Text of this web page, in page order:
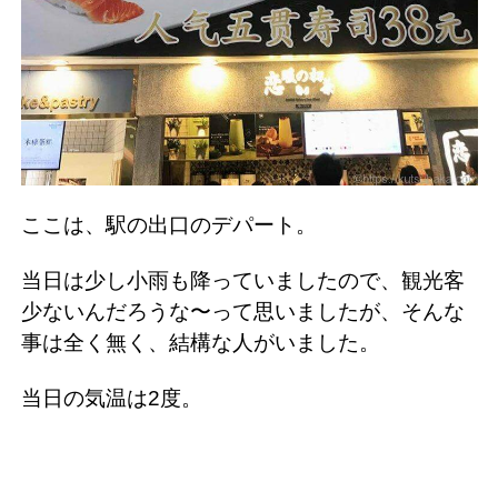
ここは、駅の出口のデパート。
当日は少し小雨も降っていましたので、観光客
少ないんだろうな〜って思いましたが、そんな
事は全く無く、結構な人がいました。
当日の気温は2度。